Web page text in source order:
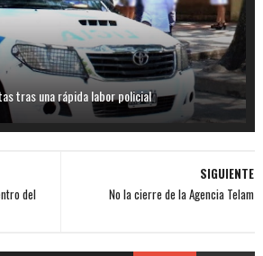
tras una rápida labor policial
SIGUIENTE
No la cierre de la Agencia Telam
del